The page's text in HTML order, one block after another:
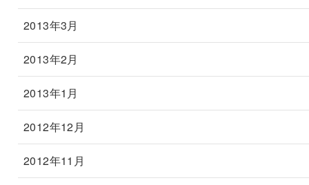
2013年3月
2013年2月
2013年1月
2012年12月
2012年11月